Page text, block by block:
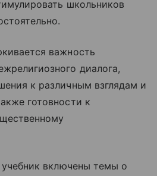
школьников
важность
диалога,
к различным взглядам и
готовности к
включены темы о